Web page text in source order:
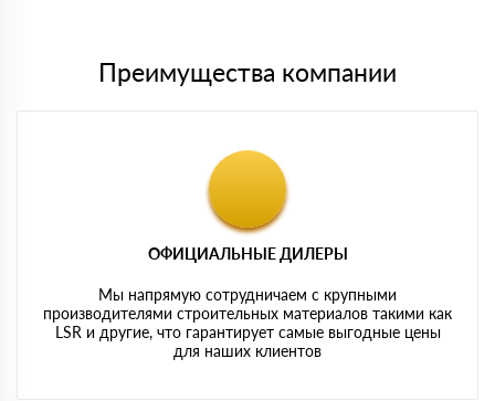
Преимущества компании
ОФИЦИАЛЬНЫЕ ДИЛЕРЫ
Мы напрямую сотрудничаем с крупными
производителями строительных материалов такими как
LSR и другие, что гарантирует самые выгодные цены
для наших клиентов